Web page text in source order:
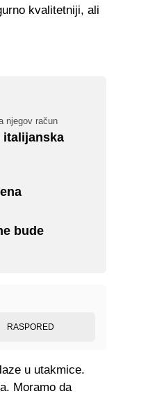
kvalitetniji, ali
njegov račun
italijanska
bude
RASPORED
u utakmice.
Moramo da